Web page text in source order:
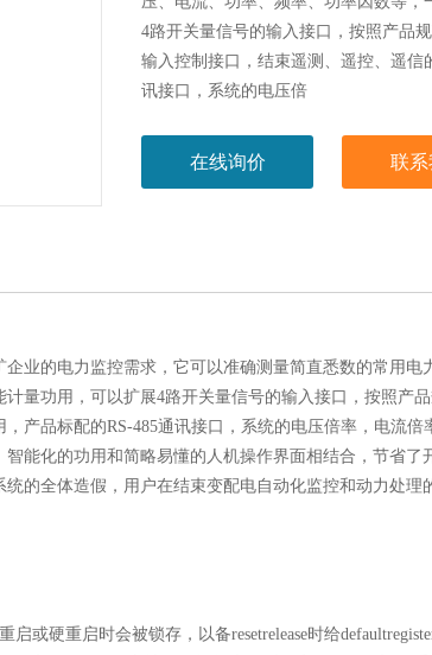
4路开关量信号的输入接口，按照产品
输入控制接口，结束遥测、遥控、遥信
讯接口，系统的电压倍
在线询价 联系
业的电力监控需求，它可以准确测量简直悉数的常用电
量功用，可以扩展4路开关量信号的输入接口，按照产
产品标配的RS-485通讯接口，系统的电压倍率，电流
能化的功用和简略易懂的人机操作界面相结合，节省了
的全体造假，用户在结束变配电自动化监控和动力处理
或硬重启时会被锁存，以备resetrelease时给